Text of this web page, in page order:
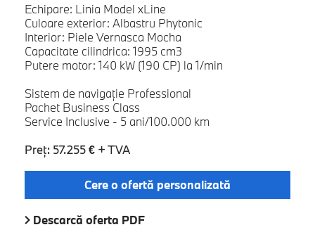
Echipare: Linia Model xLine
Culoare exterior: Albastru Phytonic
Interior: Piele Vernasca Mocha
Capacitate cilindrica: 1995 cm3
Putere motor: 140 kW (190 CP) la 1/min
Sistem de navigaţie Professional
Pachet Business Class
Service Inclusive - 5 ani/100.000 km
Preţ: 57.255 € + TVA
Cere o ofertă personalizată
Descarcă oferta PDF